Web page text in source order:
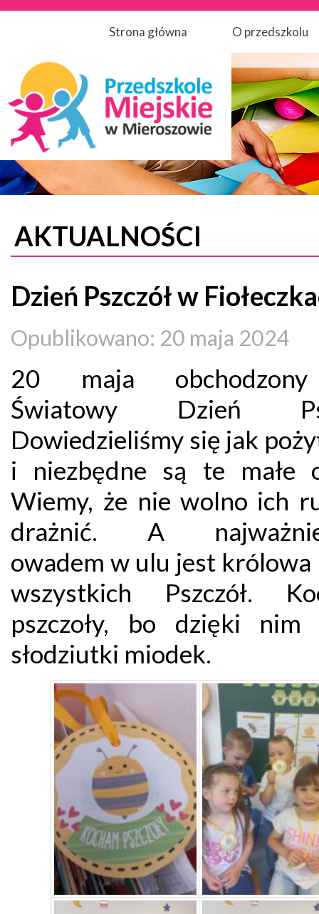
Strona główna O przedszkolu
AKTUALNOŚCI
Dzień Pszczół w
Opublikowano: 20 maja 2024
20 maja
Światowy Dzień
Dowiedzieliśmy się jak
i niezbędne są te małe
Wiemy, że nie wolno ich
drażnić. A
owadem w ulu jest
wszystkich Pszczół.
pszczoły, bo dzięki nim
słodziutki miodek.